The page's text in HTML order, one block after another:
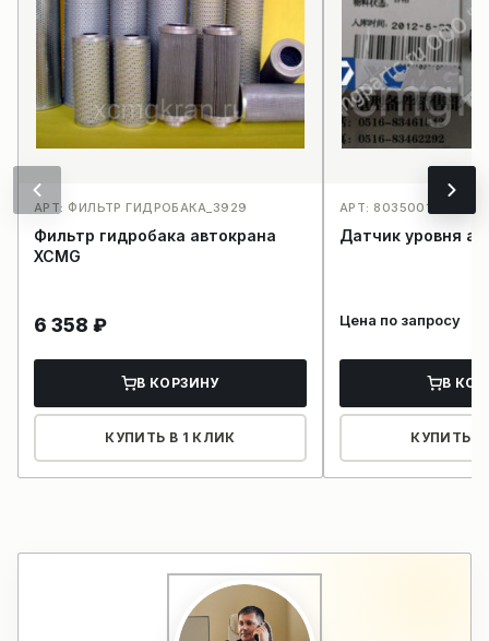
АРТ: ФИЛЬТР ГИДРОБАКА_3929
Фильтр гидробака автокрана
XCMG
6 358 ₽
В КОРЗИНУ
КУПИТЬ В 1 КЛИК
АРТ:
Датчик уровня
Цена по запросу
В
КУПИТЬ В